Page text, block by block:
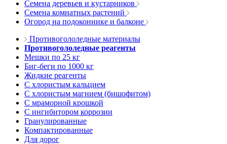
Семена деревьев и кустарников
Семена комнатных растений
Огород на подоконнике и балконе
Противогололедные материалы
Противогололедные реагенты
Мешки по 25 кг
Биг-беги по 1000 кг
Жидкие реагенты
С хлористым кальцием
С хлористым магнием (бишофитом)
С мраморной крошкой
С ингибитором коррозии
Гранулированные
Компактированные
Для дорог